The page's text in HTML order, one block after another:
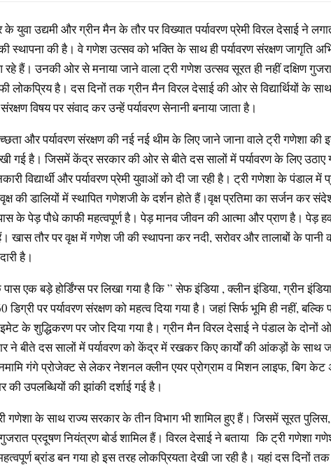
युवा उद्यमी और ग्रीन मैन के तौर पर विख्यात पर्यावरण प्रेमी विरल देसाई ने
स्थापना की है। वे गणेश उत्सव को भक्ति के साथ ही पर्यावरण संरक्षण जागृति
हैं। उनकी ओर से मनाया जाने वाला ट्री गणेश उत्सव सूरत ही नहीं दक्षिण
लोकप्रिय है। दस दिनों तक ग्रीन मैन विरल देसाई की ओर से विद्यार्थियों के
विषय पर संवाद कर उन्हें पर्यावरण सेनानी बनाया जाता है।
और पर्यावरण संरक्षण की नई नई थीम के लिए जाने जाना वाले ट्री गणेशा की
गई है। जिसमें केंद्र सरकार की ओर से बीते दस सालों में पर्यावरण के लिए उठाए
विद्यार्थी और पर्यावरण प्रेमी युवाओं को दी जा रही है। ट्री गणेशा के पंडाल में
की डालियों में स्थापित गणेशजी के दर्शन होते हैं।वृक्ष प्रतिमा का सर्जन कर
के पेड़ पौधे काफी महत्वपूर्ण है। पेड़ मानव जीवन की आत्मा और प्राण है। पेड़
तौर पर वृक्ष में गणेश जी की स्थापना कर नदी, सरोवर और तालाबों के पानी
है।
एक बड़े होर्डिंग्स पर लिखा गया है कि ” सेफ इंडिया , क्लीन इंडिया, ग्रीन
डिग्री पर पर्यावरण संरक्षण को महत्व दिया गया है। जहां सिर्फ भूमि ही नहीं, बल्कि
के शुद्धिकरण पर जोर दिया गया है। ग्रीन मैन विरल देसाई ने पंडाल के दोनों
ने बीते दस सालों में पर्यावरण को केंद्र में रखकर किए कार्यों की आंकड़ों के साथ
गंगे प्रोजेक्ट से लेकर नेशनल क्लीन एयर प्रोग्राम व मिशन लाइफ, बिग
की उपलब्धियों की झांकी दर्शाई गई है।
गणेशा के साथ राज्य सरकार के तीन विभाग भी शामिल हुए हैं। जिसमें सूरत
प्रदूषण नियंत्रण बोर्ड शामिल हैं। विरल देसाई ने बताया कि ट्री गणेशा
ब्रांड बन गया हो इस तरह लोकप्रियता देखी जा रही है। यहां दस दिनों तक